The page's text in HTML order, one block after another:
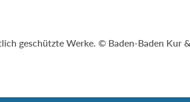
geschützte Werke. © Baden-Baden Kur